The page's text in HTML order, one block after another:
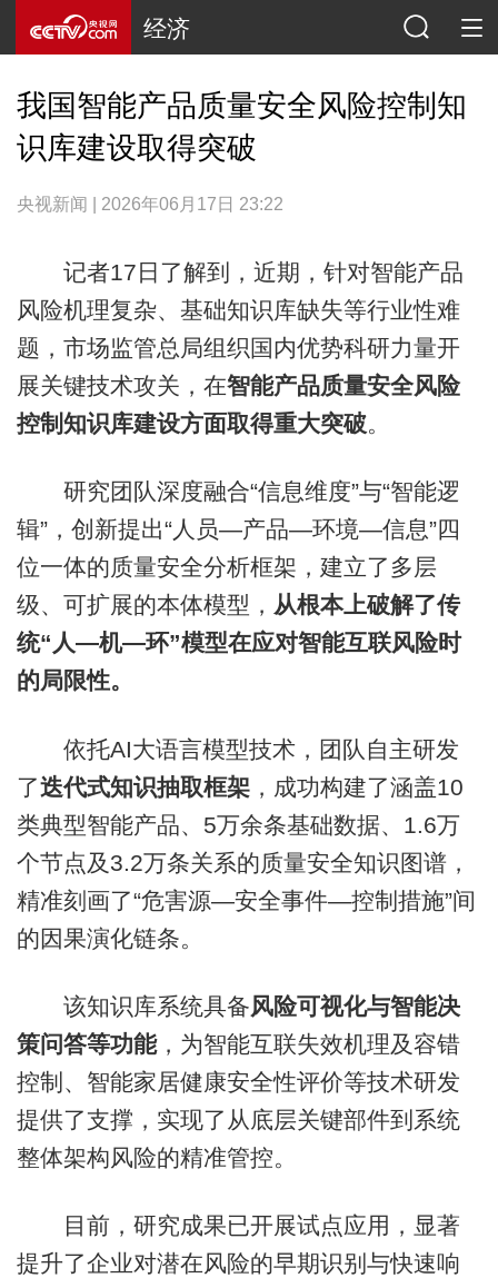
经济
我国智能产品质量安全风险控制知
识库建设取得突破
央视新闻 | 2026年06月17日 23:22
记者17日了解到，近期，针对智能产品
风险机理复杂、基础知识库缺失等行业性难
题，市场监管总局组织国内优势科研力量开
展关键技术攻关，在智能产品质量安全风险
控制知识库建设方面取得重大突破。
研究团队深度融合“信息维度”与“智能逻
辑”，创新提出“人员—产品—环境—信息”四
位一体的质量安全分析框架，建立了多层
级、可扩展的本体模型， 从根本上破解了传
统“人—机—环”模型在应对智能互联风险时
的局限性。
依托AI大语言模型技术，团队自主研发
了迭代式知识抽取框架，成功构建了涵盖10
类典型智能产品、5万余条基础数据、1.6万
个节点及3.2万条关系的质量安全知识图谱，
精准刻画了“危害源—安全事件—控制措施”间
的因果演化链条。
该知识库系统具备风险可视化与智能决
策问答等功能，为智能互联失效机理及容错
控制、智能家居健康安全性评价等技术研发
提供了支撑，实现了从底层关键部件到系统
整体架构风险的精准管控。
目前，研究成果已开展试点应用，显著
提升了企业对潜在风险的早期识别与快速响